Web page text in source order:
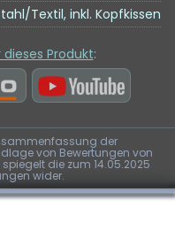
Textil, inkl. Kopfkissen
Produkt:
der
von Bewertungen von
die zum 14.05.2025
wider.